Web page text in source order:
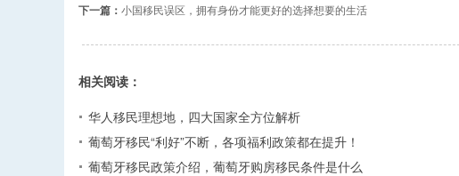
下一篇： 小国移民误区，拥有身份才能更好的选择想要的生活
相关阅读：
华人移民理想地，四大国家全方位解析
葡萄牙移民“利好”不断，各项福利政策都在提升！
葡萄牙移民政策介绍，葡萄牙购房移民条件是什么